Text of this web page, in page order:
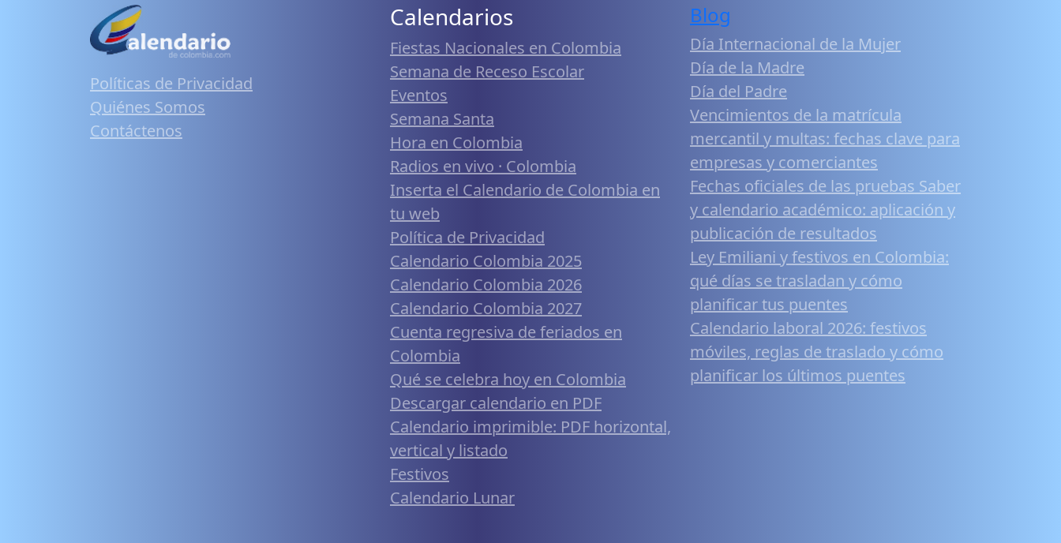
Políticas de Privacidad
Quiénes Somos
Contáctenos
Calendarios
Fiestas Nacionales en Colombia
Semana de Receso Escolar
Eventos
Semana Santa
Hora en Colombia
Radios en vivo · Colombia
Inserta el Calendario de Colombia en
tu web
Política de Privacidad
Calendario Colombia 2025
Calendario Colombia 2026
Calendario Colombia 2027
Cuenta regresiva de feriados en
Colombia
Qué se celebra hoy en Colombia
Descargar calendario en PDF
Calendario imprimible: PDF horizontal,
vertical y listado
Festivos
Calendario Lunar
Blog
Día Internacional de la Mujer
Día de la Madre
Día del Padre
Vencimientos de la matrícula
mercantil y multas: fechas clave para
empresas y comerciantes
Fechas oficiales de las pruebas Saber
y calendario académico: aplicación y
publicación de resultados
Ley Emiliani y festivos en Colombia:
qué días se trasladan y cómo
planificar tus puentes
Calendario laboral 2026: festivos
móviles, reglas de traslado y cómo
planificar los últimos puentes